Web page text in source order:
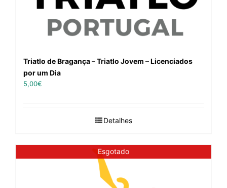
Triatlo de Bragança – Triatlo Jovem – Licenciados
por um Dia
5,00€
Detalhes
Esgotado